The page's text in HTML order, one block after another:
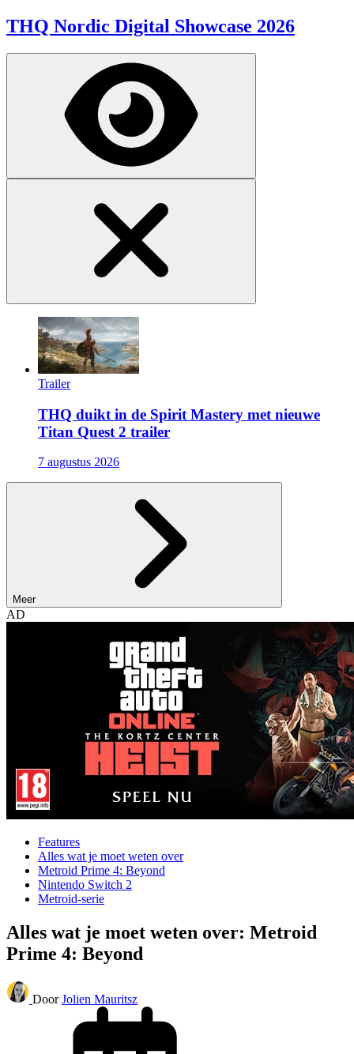
THQ Nordic Digital Showcase 2026
Trailer
THQ duikt in de Spirit Mastery met nieuwe
Titan Quest 2 trailer
7 augustus 2026
Meer
AD
Features
Alles wat je moet weten over
Metroid Prime 4: Beyond
Nintendo Switch 2
Metroid-serie
Alles wat je moet weten over: Metroid
Prime 4: Beyond
Door Jolien Mauritsz